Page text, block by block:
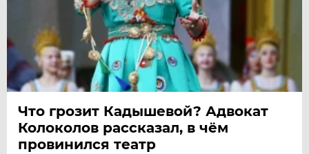
Что грозит Кадышевой? Адвокат
Колоколов рассказал, в чём
провинился театр